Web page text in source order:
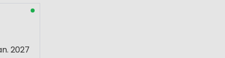
2027